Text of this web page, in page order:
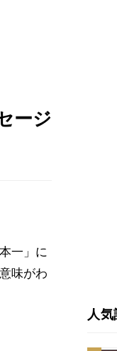
ージ
一」に
味がわ
人